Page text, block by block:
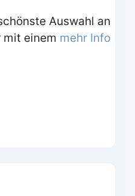
Auswahl an
mit einem mehr Info